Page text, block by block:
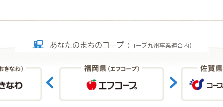
あなたのまちのコープ （コープ九州事業連合内）